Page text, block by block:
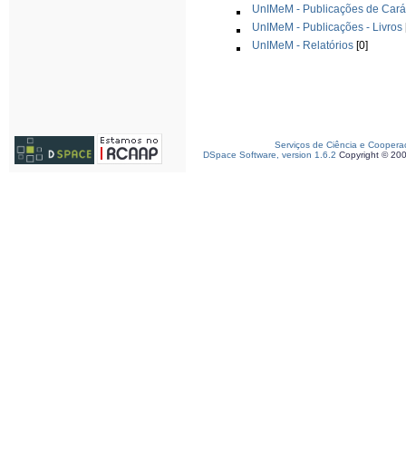
UnIMeM - Publicações de
UnIMeM - Publicações - Livros
UnIMeM - Relatórios [0]
Serviços de Ciência e
DSpace Software, version 1.6.2 Copyright ©